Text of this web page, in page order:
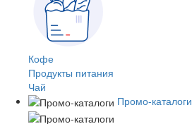
Кофе
Продукты питания
Чай
Промо-каталоги